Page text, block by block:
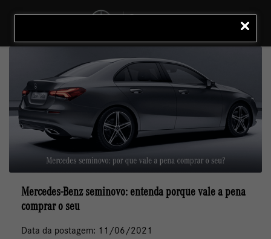
LIGAR
Mercedes-Benz seminovo: entenda porque vale a pena
comprar o seu
Data da postagem: 11/06/2021